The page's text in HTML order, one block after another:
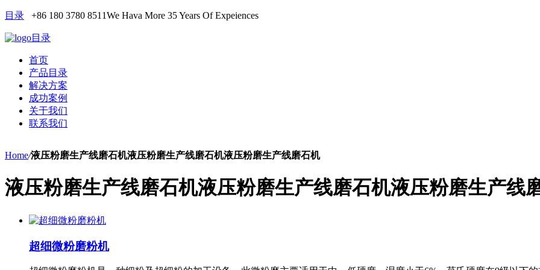
目录 +86 180 3780 8511We Hava More 35 Years Of Expeiences
目录
首页
产品目录
解决方案
成功案例
关于我们
联系我们
Home/液压粉磨生产线磨石机液压粉磨生产线磨石机液压粉磨生产线磨石机
液压粉磨生产线磨石机液压粉磨生产线磨石机液压粉磨生产线
超细微粉磨粉机